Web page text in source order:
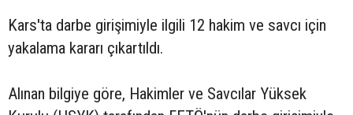
Kars'ta darbe girişimiyle ilgili 12 hakim ve savcı için
yakalama kararı çıkartıldı.
Alınan bilgiye göre, Hakimler ve Savcılar Yüksek